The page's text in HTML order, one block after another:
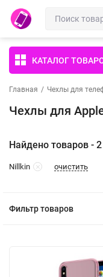
КАТАЛОГ
Главная / Чехлы для
Чехлы для
Найдено товаров - 2
Nillkin очистить
Фильтр товаров